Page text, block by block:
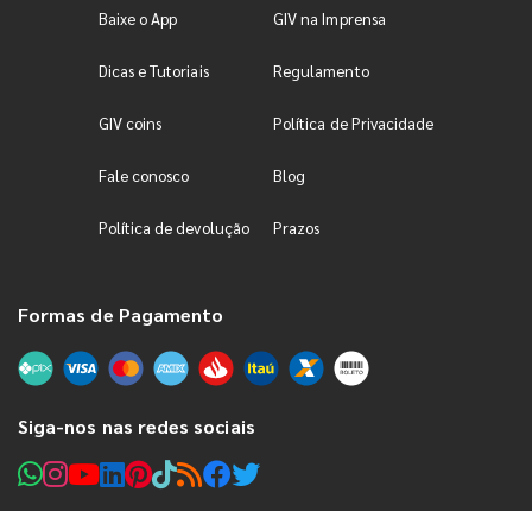
Baixe o App GIV na Imprensa
Dicas e Tutoriais Regulamento
GIV coins Política de Privacidade
Fale conosco Blog
Política de devolução Prazos
Formas de Pagamento
Siga-nos nas redes sociais